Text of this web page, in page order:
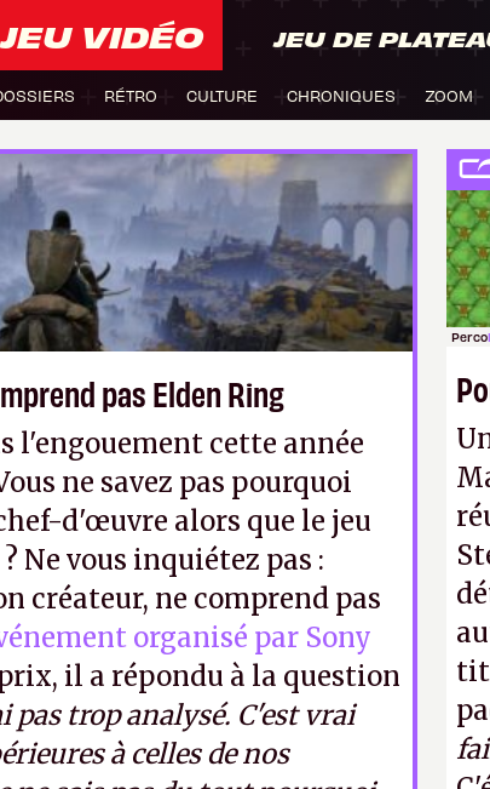
JEU VIDÉO JEU DE
RÉTRO CULTURE CHRONIQUES ZOOM
pas Elden Ring
l'engouement cette année
ne savez pas pourquoi
d'œuvre alors que le jeu
Ne vous inquiétez pas :
créateur, ne comprend pas
organisé par Sony
il a répondu à la question
trop analysé. C'est vrai
à celles de nos
Perco